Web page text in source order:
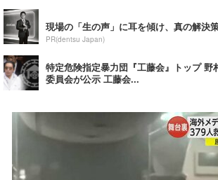
現場の「生の声」に耳を傾け、真の解決
PR(dentsu Japan)
特定危険指定暴力団『工藤会』トップ 野
委員会が公示 工藤会...